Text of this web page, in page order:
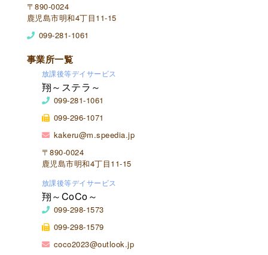
〒890-0024
鹿児島市明和4丁目11-15
099-281-1061
事業所一覧
放課後等デイサービス
翔～ステラ～
099-281-1061
099-296-1071
kakeru@m.speedia.jp
〒890-0024
鹿児島市明和4丁目11-15
放課後等デイサービス
翔～CoCo～
099-298-1573
099-298-1579
coco2023@outlook.jp